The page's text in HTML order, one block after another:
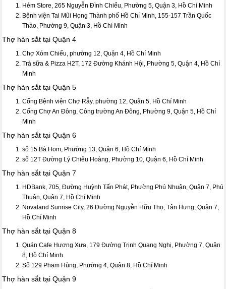
Hẻm Store, 265 Nguyễn Đình Chiểu, Phường 5, Quận 3, Hồ Chí Minh
Bệnh viện Tai Mũi Họng Thành phố Hồ Chí Minh, 155-157 Trần Quốc
Thảo, Phường 9, Quận 3, Hồ Chí Minh
Thợ hàn sắt tại Quận 4
Chợ Xóm Chiếu, phường 12, Quận 4, Hồ Chí Minh
Trà sữa & Pizza H2T, 172 Đường Khánh Hội, Phường 5, Quận 4, Hồ Chí
Minh
Thợ hàn sắt tại Quận 5
Cổng Bệnh viện Chợ Rẫy, phường 12, Quận 5, Hồ Chí Minh
Cổng Chợ An Đông, Công trường An Đông, Phường 9, Quận 5, Hồ Chí
Minh
Thợ hàn sắt tại Quận 6
số 15 Bà Hom, Phường 13, Quận 6, Hồ Chí Minh
số 12T Đường Lý Chiêu Hoàng, Phường 10, Quận 6, Hồ Chí Minh
Thợ hàn sắt tại Quận 7
HDBank, 705, Đường Huỳnh Tấn Phát, Phường Phú Nhuận, Quận 7, Phú
Thuận, Quận 7, Hồ Chí Minh
Novaland Sunrise City, 26 Đường Nguyễn Hữu Thọ, Tân Hưng, Quận 7,
Hồ Chí Minh
Thợ hàn sắt tại Quận 8
Quán Cafe Hương Xưa, 179 Đường Trịnh Quang Nghị, Phường 7, Quận
8, Hồ Chí Minh
Số 129 Phạm Hùng, Phường 4, Quận 8, Hồ Chí Minh
Thợ hàn sắt tại Quận 9